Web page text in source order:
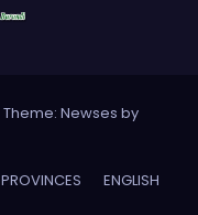
Theme: Newses by
PROVINCES ENGLISH